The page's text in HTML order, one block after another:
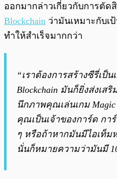
ออกมากล่าวเกี่ยวกับการตัด
Blockchain ว่ามันเหมาะกับเ
ทำให้สำเร็จมากกว่า
“เราต้องการสร้างซีรี่เป็
Blockchain มันก็ยิ่งส่งเส
นึกภาพคุณเล่นเกม Magic
คุณเป็นเจ้าของการ์ด ก
ๆ หรือถ้าหากมันมีไอเท็ม
นั่นก็หมายความว่ามันมี